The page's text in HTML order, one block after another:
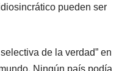
pueden ser
de la verdad” en